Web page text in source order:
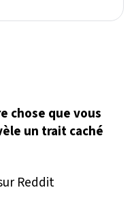
chose que vous
un trait caché